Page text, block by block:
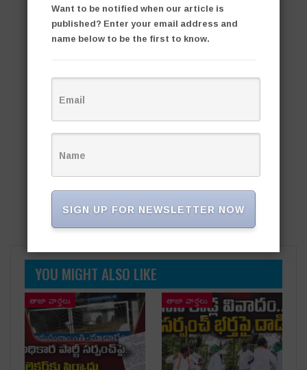
YOU MIGHT ALSO LIKE
తాజా వార్తలు తాజా వార్తలు
Want to be notified when our article is
published? Enter your email address and
name below to be the first to know.
SIGN UP FOR NEWSLETTER NOW